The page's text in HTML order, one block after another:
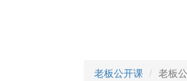
老板公开课 老板